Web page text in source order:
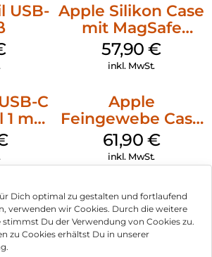
Dich optimal zu gestalten und fortlaufend
verwenden wir Cookies. Durch die weitere
Du der Verwendung von Cookies zu.
zu Cookies erhältst Du in unserer
USB- Apple Silikon Case
mit MagSafe
iPhone 14 Pro
(PRODUCT)RED
57,90€
inkl. MwSt.
C
1 m
Apple
Feingewebe Case
iPhone 15 Pro
MagSafe Schwarz
61,90 €
inkl. MwSt.